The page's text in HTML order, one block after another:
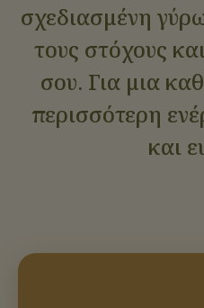
σχεδιασμένη
τους στόχους
σου. Για μια
περισσότερη
και